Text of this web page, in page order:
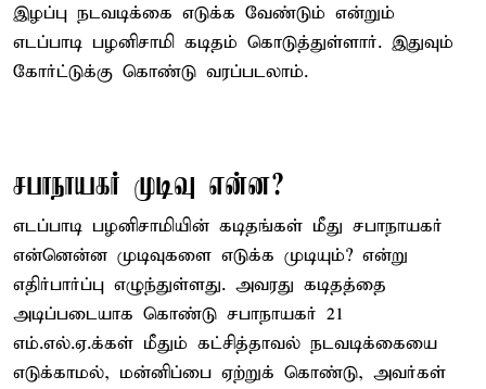
இழப்பு நடவடிக்கை எடுக்க வேண்டும் என்றும்
எடப்பாடி பழனிசாமி கடிதம் கொடுத்துள்ளார். இதுவும்
கோர்ட்டுக்கு கொண்டு வரப்படலாம்.
சபாநாயகர் முடிவு என்ன?
எடப்பாடி பழனிசாமியின் கடிதங்கள் மீது சபாநாயகர்
என்னென்ன முடிவுகளை எடுக்க முடியும்? என்று
எதிர்பார்ப்பு எழுந்துள்ளது. அவரது கடிதத்தை
அடிப்படையாக கொண்டு சபாநாயகர் 21
எம்.எல்.ஏ.க்கள் மீதும் கட்சித்தாவல் நடவடிக்கையை
எடுக்காமல், மன்னிப்பை ஏற்றுக் கொண்டு, அவர்கள்